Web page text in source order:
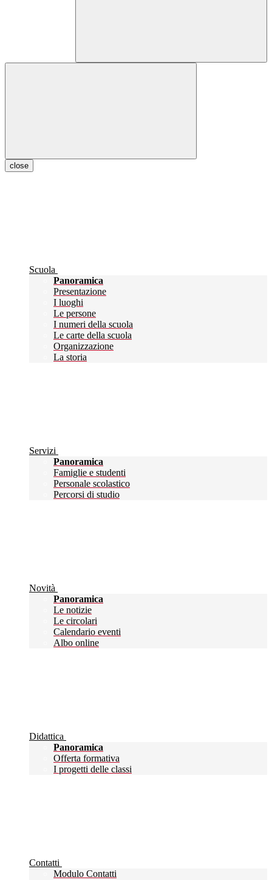
close
Scuola
Panoramica
Presentazione
I luoghi
Le persone
I numeri della scuola
Le carte della scuola
Organizzazione
La storia
Servizi
Panoramica
Famiglie e studenti
Personale scolastico
Percorsi di studio
Novità
Panoramica
Le notizie
Le circolari
Calendario eventi
Albo online
Didattica
Panoramica
Offerta formativa
I progetti delle classi
Contatti
Modulo Contatti